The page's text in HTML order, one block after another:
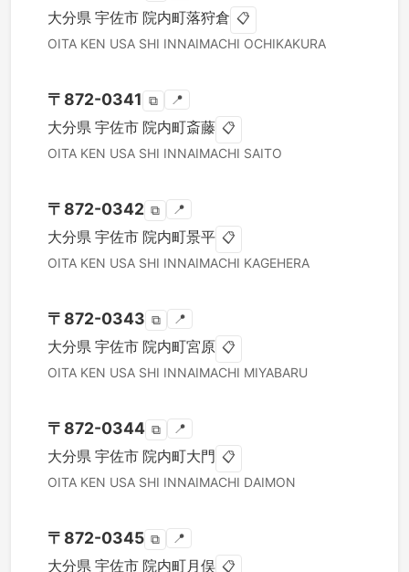
大分県 宇佐市 院内町落狩倉 📋
OITA KEN USA SHI INNAIMACHI OCHIKAKURA
〒 872-0341 ⧉ 📍
大分県 宇佐市 院内町斎藤 📋
OITA KEN USA SHI INNAIMACHI SAITO
〒 872-0342 ⧉ 📍
大分県 宇佐市 院内町景平 📋
OITA KEN USA SHI INNAIMACHI KAGEHERA
〒 872-0343 ⧉ 📍
大分県 宇佐市 院内町宮原 📋
OITA KEN USA SHI INNAIMACHI MIYABARU
〒 872-0344 ⧉ 📍
大分県 宇佐市 院内町大門 📋
OITA KEN USA SHI INNAIMACHI DAIMON
〒 872-0345 ⧉ 📍
大分県 宇佐市 院内町月俣 📋